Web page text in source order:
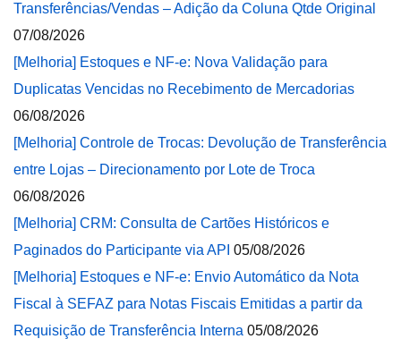
Transferências/Vendas – Adição da Coluna Qtde Original
07/08/2026
[Melhoria] Estoques e NF-e: Nova Validação para
Duplicatas Vencidas no Recebimento de Mercadorias
06/08/2026
[Melhoria] Controle de Trocas: Devolução de Transferência
entre Lojas – Direcionamento por Lote de Troca
06/08/2026
[Melhoria] CRM: Consulta de Cartões Históricos e
Paginados do Participante via API 05/08/2026
[Melhoria] Estoques e NF-e: Envio Automático da Nota
Fiscal à SEFAZ para Notas Fiscais Emitidas a partir da
Requisição de Transferência Interna 05/08/2026